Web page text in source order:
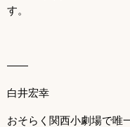
す。
——
白井宏幸
おそらく関西小劇場で唯